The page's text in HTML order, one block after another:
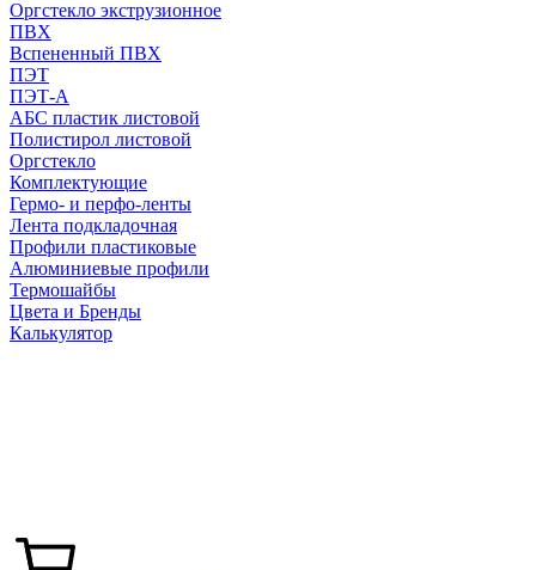
Оргстекло экструзионное
ПВХ
Вспененный ПВХ
ПЭТ
ПЭТ-А
АБС пластик листовой
Полистирол листовой
Оргстекло
Комплектующие
Гермо- и перфо-ленты
Лента подкладочная
Профили пластиковые
Алюминиевые профили
Термошайбы
Цвета и Бренды
Калькулятор